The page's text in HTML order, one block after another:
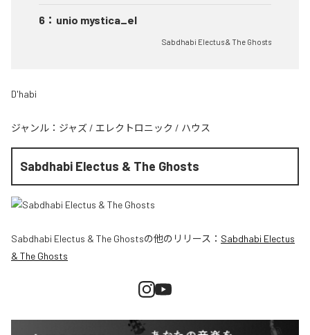
6 ： unio mystica_el
Sabdhabi Electus & The Ghosts
D'habi
ジャンル： ジャズ / エレクトロニック / ハウス
Sabdhabi Electus & The Ghosts
Sabdhabi Electus & The Ghostsの他のリリース： Sabdhabi Electus
& The Ghosts